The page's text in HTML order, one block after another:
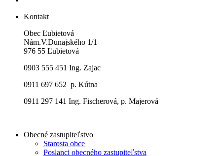
Kontakt
Obec Ľubietová
Nám.V.Dunajského 1/1
976 55 Ľubietová
0903 555 451 Ing. Zajac
0911 697 652 p. Kútna
0911 297 141 Ing. Fischerová, p. Majerová
Obecné zastupiteľstvo
Starosta obce
Poslanci obecného zastupiteľstva